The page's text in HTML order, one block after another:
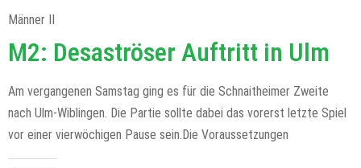
Männer II
M2: Desaströser Auftritt in Ulm
Am vergangenen Samstag ging es für die Schnaitheimer Zweite
nach Ulm-Wiblingen. Die Partie sollte dabei das vorerst letzte Spiel
vor einer vierwöchigen Pause sein.Die Voraussetzungen